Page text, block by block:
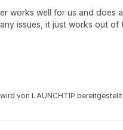
works well for us and does
issues, it just works out of
von LAUNCHTIP bereitgestellt.